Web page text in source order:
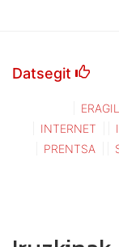
Datsegit
INTERNET
PRENTSA